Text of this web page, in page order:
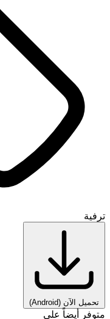
ترفية
تحميل الآن (Android)
متوفر أيضاً على